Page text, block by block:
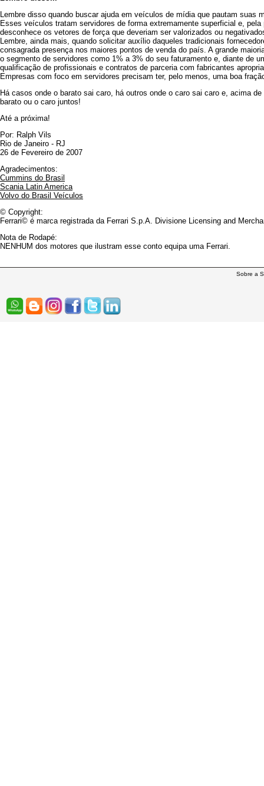
Lembre disso quando buscar ajuda em veículos de mídia que pautam suas
Esses veículos tratam servidores de forma extremamente superficial e,
desconhece os vetores de força que deveriam ser valorizados ou
Lembre, ainda mais, quando solicitar auxílio daqueles tradicionais
consagrada presença nos maiores pontos de venda do país. A grande
o segmento de servidores como 1% a 3% do seu faturamento e, diante de
qualificação de profissionais e contratos de parceria com fabricantes
Empresas com foco em servidores precisam ter, pelo menos, uma boa
Há casos onde o barato sai caro, há outros onde o caro sai caro e, acima
barato ou o caro juntos!
Até a próxima!
Por: Ralph Vils
Rio de Janeiro - RJ
26 de Fevereiro de 2007
Agradecimentos:
Cummins do Brasil
Scania Latin America
Volvo do Brasil Veículos
© Copyright:
Ferrari© é marca registrada da Ferrari S.p.A. Divisione Licensing and
Nota de Rodapé:
NENHUM dos motores que ilustram esse conto equipa uma Ferrari.
Sobre a